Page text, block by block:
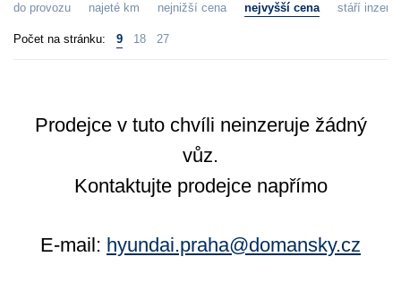
do provozu najeté km nejnižší cena nejvyšší cena stáří
Počet na stránku: 9 18 27
Prodejce v tuto chvíli neinzeruje žádný
vůz.
Kontaktujte prodejce napřímo
E-mail: hyundai.praha@domansky.cz